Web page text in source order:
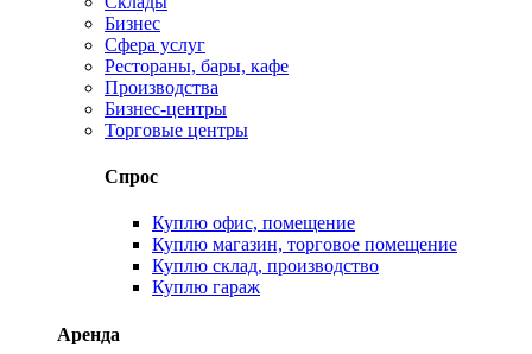
Бизнес
Сфера услуг
Рестораны, бары, кафе
Производства
Бизнес-центры
Торговые центры
Спрос
Куплю офис, помещение
Куплю магазин, торговое помещение
Куплю склад, производство
Куплю гараж
Аренда